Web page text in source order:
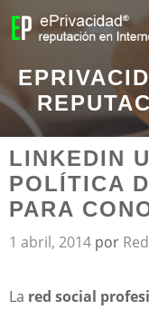
LINKEDIN
POLÍTICA
PARA
1 abril, 2014 por
La red social